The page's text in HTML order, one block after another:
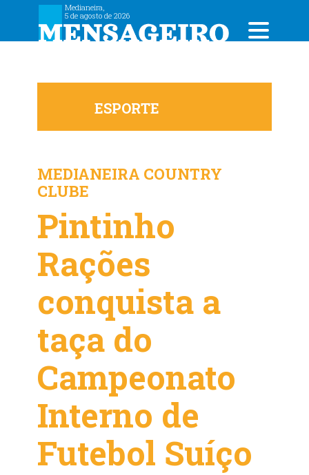
Medianeira,
5 de agosto de 2026
ESPORTE
MEDIANEIRA COUNTRY
CLUBE
Pintinho
Rações
conquista a
taça do
Campeonato
Interno de
Futebol Suíço